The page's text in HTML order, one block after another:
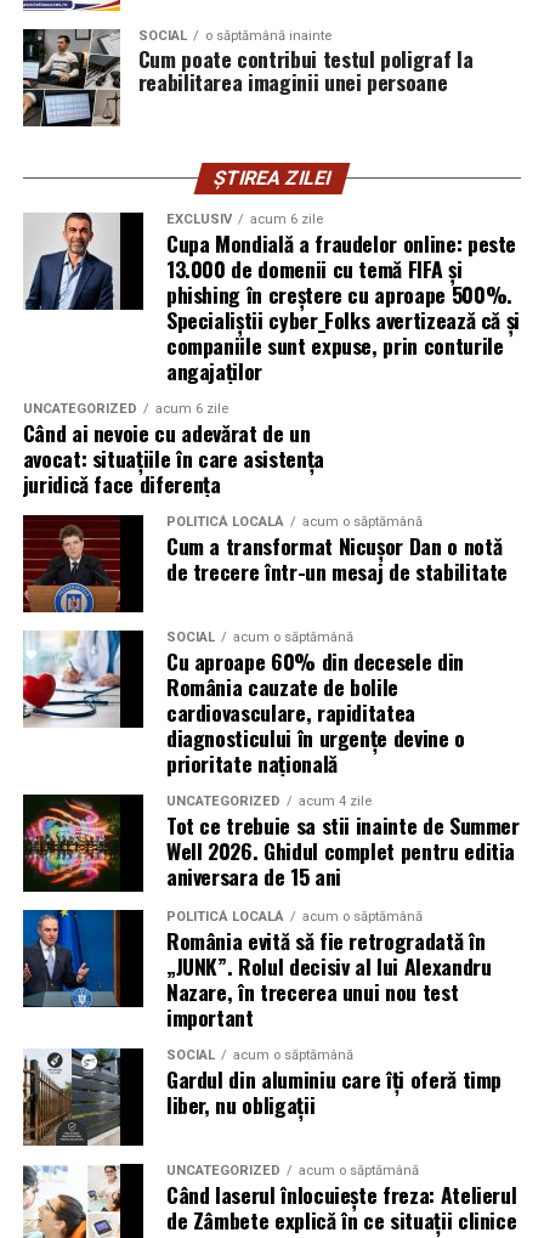
sau variaţii în concentrația de sare, ceea ce reduce
eficiența. AREC evită aceste probleme.
Pentru cine este utilă terapia
Procedeul AREC este recomandat pentru:
Copii și adulți cu astm bronșic
Persoane cubronșite cronice, alergii
respiratorii
Pacienți post-infecţii respiratorii acute care încă au
sechele (secreţii, dificultăţi de respiraţie)
Persoane care doresc să reducă consumul de
medicamente respiratorii
Cei care caută terapii naturale, fără efecte adverse
puternice și în medii controlate
Cum să începi terapia la
Respysal
Contact și programare – te poţi programa prin
site-ul nostru sau telefonic. Adresa în Oradea,
Strada Camille Flammarion nr. 2A, bloc AN11, ap. 16.
Evaluare inițială – anamneză, istoricul medical,
evaluarea simptomelor respiratorii.
Plan de tratament
– se stabilesc numărul de
ședinţe recomandate (de exemplu 20 pentru un
curs complet în cazul astmului).
Ședințe de inhalare în camera AREC– participi la
ședințe regulate, inhalezi aer cu particule de sare
uscată încărcate electric.
Monitorizare și ajustare– evaluări periodice
pentru a măsura ameliorările și ajustarea
tratamentului dacă este necesar.
SOCIAL o săptămână inainte
Cum poate contribui testul poligraf la
reabilitarea imaginii unei persoane
ȘTIREA ZILEI
EXCLUSIV acum 6 zile
Cupa Mondială a fraudelor online: peste
13.000 de domenii cu temă FIFA și
phishing în creștere cu aproape 500%.
Specialiștii cyber_Folks avertizează că și
companiile sunt expuse, prin conturile
angajaților
UNCATEGORIZED acum 6 zile
Când ai nevoie cu adevărat de un
avocat: situațiile în care asistența
juridică face diferența
POLITICĂ LOCALĂ acum o săptămână
Cum a transformat Nicușor Dan o notă
de trecere într-un mesaj de stabilitate
SOCIAL acum o săptămână
Cu aproape 60% din decesele din
România cauzate de bolile
cardiovasculare, rapiditatea
diagnosticului în urgențe devine o
prioritate națională
UNCATEGORIZED acum 4 zile
Tot ce trebuie sa stii inainte de Summer
Well 2026. Ghidul complet pentru editia
aniversara de 15 ani
POLITICĂ LOCALĂ acum o săptămână
România evită să fie retrogradată în
„JUNK”. Rolul decisiv al lui Alexandru
Nazare, în trecerea unui nou test
important
SOCIAL acum o săptămână
Gardul din aluminiu care îți oferă timp
liber, nu obligații
UNCATEGORIZED acum o săptămână
Când laserul înlocuiește freza: Atelierul
de Zâmbete explică în ce situații clinice